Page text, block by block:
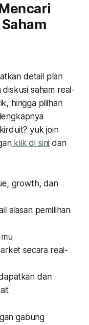
detail plan
diskusi saham real-
hingga pilihan
yuk join
klik di sini dan
growth, dan
alasan pemilihan
secara real-
dan
gabung